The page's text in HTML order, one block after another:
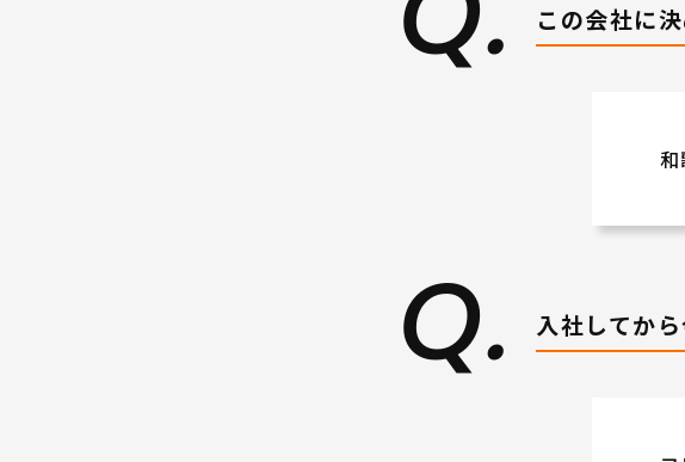
この会社に
和
入社してか